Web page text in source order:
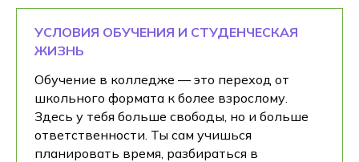
УСЛОВИЯ ОБУЧЕНИЯ И СТУДЕНЧЕСКАЯ
ЖИЗНЬ
Обучение в колледже — это переход от
школьного формата к более взрослому.
Здесь у тебя больше свободы, но и больше
ответственности. Ты сам учишься
планировать время, разбираться в